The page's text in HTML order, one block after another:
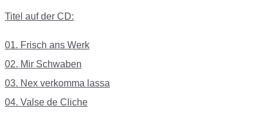
Titel auf der CD:
01. Frisch ans Werk
02. Mir Schwaben
03. Nex verkomma lassa
04. Valse de Cliche